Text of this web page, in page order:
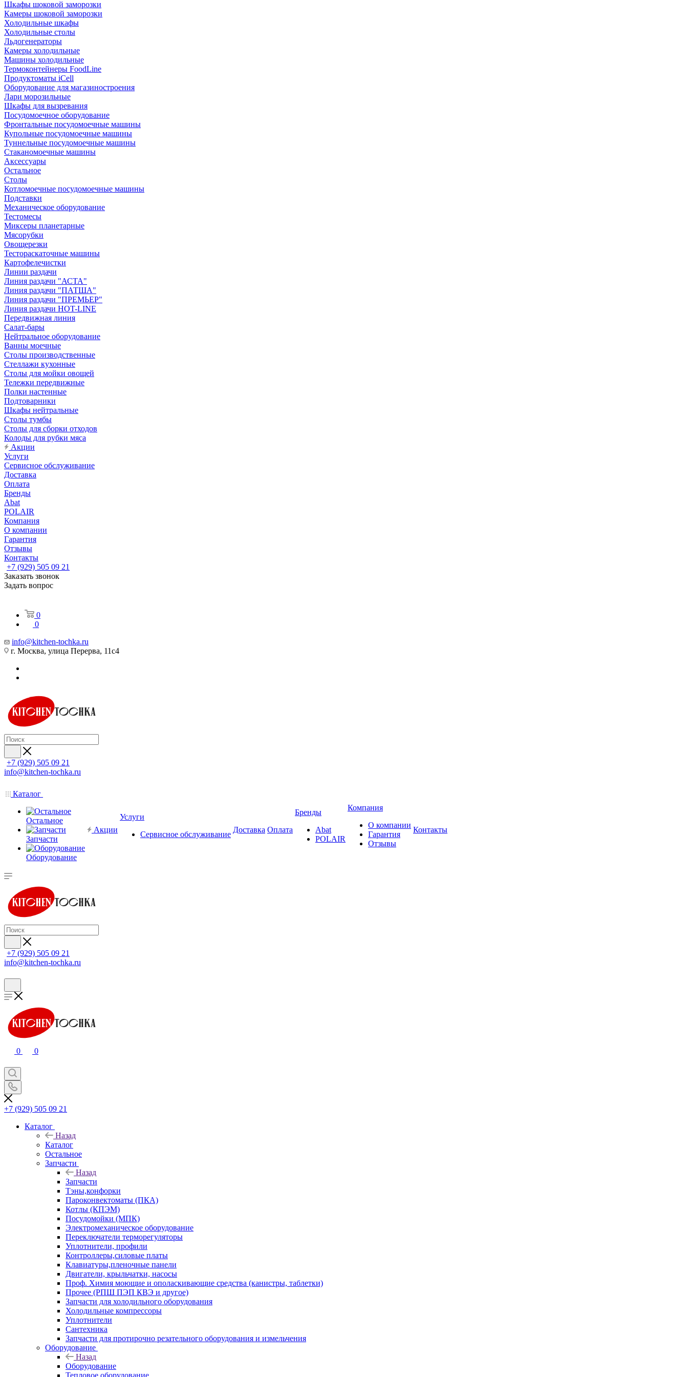
Шкафы шоковой заморозки
Камеры шоковой заморозки
Холодильные шкафы
Холодильные столы
Льдогенераторы
Камеры холодильные
Машины холодильные
Термоконтейнеры FoodLine
Продуктоматы iCell
Оборудование для магазиностроения
Лари морозильные
Шкафы для вызревания
Посудомоечное оборудование
Фронтальные посудомоечные машины
Купольные посудомоечные машины
Туннельные посудомоечные машины
Стаканомоечные машины
Аксессуары
Остальное
Столы
Котломоечные посудомоечные машины
Подставки
Механическое оборудование
Тестомесы
Миксеры планетарные
Мясорубки
Овощерезки
Тестораскаточные машины
Картофелечистки
Линии раздачи
Линия раздачи "АСТА"
Линия раздачи "ПАТША"
Линия раздачи "ПРЕМЬЕР"
Линия раздачи HOT-LINE
Передвижная линия
Салат-бары
Нейтральное оборудование
Ванны моечные
Столы производственные
Стеллажи кухонные
Столы для мойки овощей
Тележки передвижные
Полки настенные
Подтоварники
Шкафы нейтральные
Столы тумбы
Столы для сборки отходов
Колоды для рубки мяса
Акции
Услуги
Сервисное обслуживание
Доставка
Оплата
Бренды
Abat
POLAIR
Компания
О компании
Гарантия
Отзывы
Контакты
+7 (929) 505 09 21
Заказать звонок
Задать вопрос
0
0
info@kitchen-tochka.ru
г. Москва, улица Перерва, 11с4
+7 (929) 505 09 21
info@kitchen-tochka.ru
Каталог
Остальное
Запчасти
Оборудование
Акции
Услуги
Сервисное обслуживание
Доставка Оплата
Бренды
Abat
POLAIR
Компания
О компании
Гарантия
Отзывы
Контакты
+7 (929) 505 09 21
info@kitchen-tochka.ru
0 0
+7 (929) 505 09 21
Каталог
Назад
Каталог
Остальное
Запчасти
Назад
Запчасти
Тэны,конфорки
Пароконвектоматы (ПКА)
Котлы (КПЭМ)
Посудомойки (МПК)
Электромеханическое оборудование
Переключатели терморегуляторы
Уплотнители, профили
Контроллеры,силовые платы
Клавиатуры,пленочные панели
Двигатели, крыльчатки, насосы
Проф. Химия моющие и ополаскивающие средства (канистры, таблетки)
Прочее (РПШ ПЭП КВЭ и другое)
Запчасти для холодильного оборудования
Холодильные компрессоры
Уплотнители
Сантехника
Запчасти для протирочно резательного оборудования и измельчения
Оборудование
Назад
Оборудование
Тепловое оборудование